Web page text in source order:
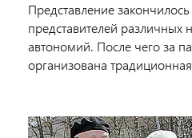
Представление
представителей различных
автономий. После чего за
организована